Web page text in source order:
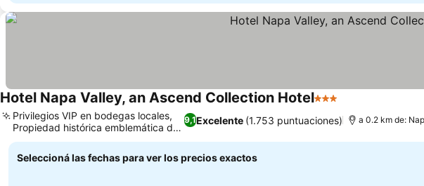
Hotel Napa Valley, an Ascend Collection Hotel3 Estrellas
9,1Excelente (1.753 puntuaciones)
Privilegios VIP en bodegas locales,
Propiedad histórica emblemática de
1874
a 0.2 km de:
Seleccioná las fechas para ver los precios exactos